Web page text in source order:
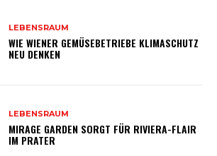
LEBENSRAUM
WIE WIENER GEMÜSEBETRIEBE KLIMASCHUTZ
NEU DENKEN
LEBENSRAUM
MIRAGE GARDEN SORGT FÜR RIVIERA-FLAIR
IM PRATER